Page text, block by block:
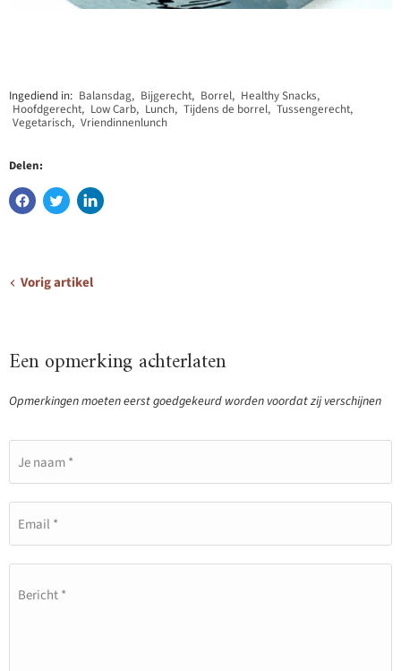
Ingediend in: Balansdag, Bijgerecht, Borrel, Healthy Snacks,
Hoofdgerecht, Low Carb, Lunch, Tijdens de borrel, Tussengerecht,
Vegetarisch, Vriendinnenlunch
Delen:
Vorig artikel
Een opmerking achterlaten
Opmerkingen moeten eerst goedgekeurd worden voordat zij verschijnen
Je naam *
Email *
Bericht *